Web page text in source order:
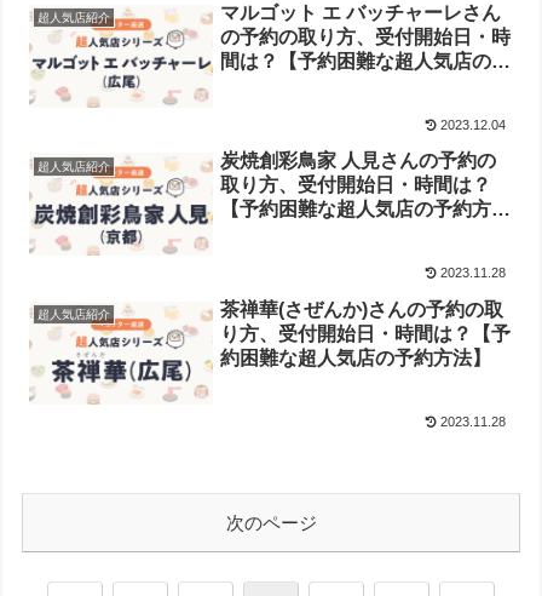
超人気店紹介
マルゴット エ バッチャーレさん
の予約の取り方、受付開始日・時
間は？【予約困難な超人気店の予
2023.12.04
超人気店紹介
炭焼創彩鳥家 人見さんの予約の
取り方、受付開始日・時間は？
【予約困難な超人気店の予約方
2023.11.28
超人気店紹介
茶禅華(さぜんか)さんの予約の取
り方、受付開始日・時間は？【予
約困難な超人気店の予約方法】
2023.11.28
次のページ